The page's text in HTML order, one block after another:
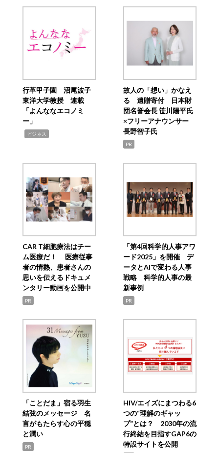
行革甲子園 沼尾波子
東洋大学教授 連載
「よんななエコノミ
ー」
ビジネス
故人の「想い」かなえ
る 遺贈寄付 日本財
団名誉会長 笹川陽平氏
×フリーアナウンサー
長野智子氏
PR
CAR T細胞療法はチー
ム医療だ！ 医療従事
者の情熱、患者さんの
思いを伝えるドキュメ
ンタリー動画を公開中
PR
「第4回科学的人事アワ
ード2025」を開催 デ
ータとAIで変わる人事
戦略 科学的人事の最
新事例
PR
「ことだま」宿る羽生
結弦のメッセージ 名
言がもたらす心の平穏
と潤い
PR
HIV/エイズにまつわる6
つの“理解のギャッ
プ”とは？ 2030年の流
行終結を目指すGAP6の
特設サイトを公開